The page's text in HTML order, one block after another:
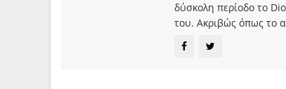
δύσκολη περίοδο το
του. Ακριβώς όπως το